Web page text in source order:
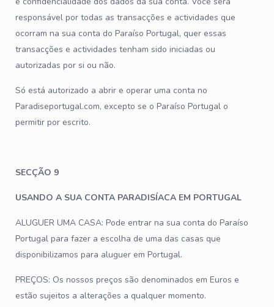
responsável por todas as transacções e actividades que
ocorram na sua conta do Paraíso Portugal, quer essas
transacções e actividades tenham sido iniciadas ou
autorizadas por si ou não.
Só está autorizado a abrir e operar uma conta no
Paradiseportugal.com, excepto se o Paraíso Portugal o
permitir por escrito.
SECÇÃO 9
USANDO A SUA CONTA PARADISÍACA EM PORTUGAL
ALUGUER UMA CASA: Pode entrar na sua conta do Paraíso
Portugal para fazer a escolha de uma das casas que
disponibilizamos para aluguer em Portugal.
PREÇOS: Os nossos preços são denominados em Euros e
estão sujeitos a alterações a qualquer momento.